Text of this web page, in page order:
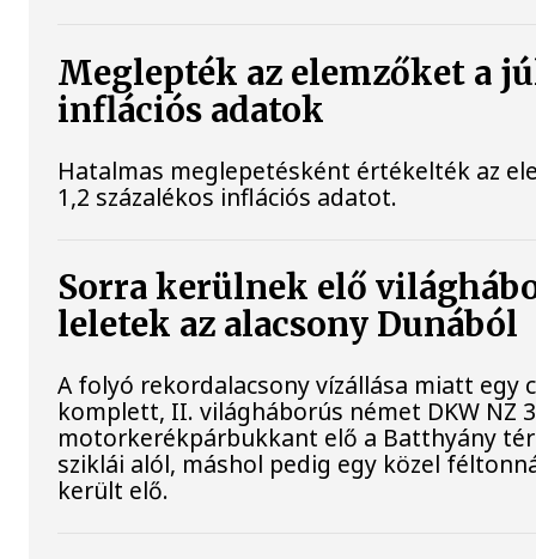
Meglepték az elemzőket a
inflációs adatok
Hatalmas meglepetésként értékelték az
1,2 százalékos inflációs adatot.
Sorra kerülnek elő
leletek az alacsony Dunából
A folyó rekordalacsony vízállása miatt egy
komplett, II. világháborús német DKW NZ
motorkerékpárbukkant elő a Batthyány
sziklái alól, máshol pedig egy közel
került elő.